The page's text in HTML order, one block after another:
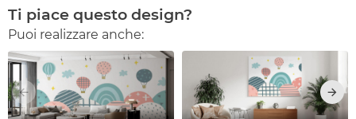
Ti piace questo design?
Puoi realizzare anche: